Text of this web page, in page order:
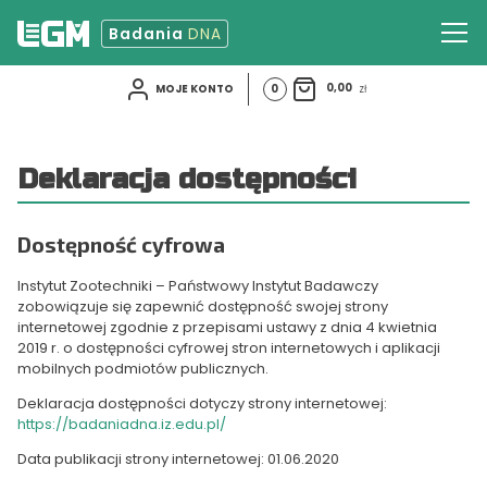
Badania DNA
START
KONTAKT
Strona Laboratorium Genetyki Molekularnej
MOJE KONTO 0 0,00 zł
Deklaracja dostępności
Dostępność cyfrowa
Instytut Zootechniki – Państwowy Instytut Badawczy
zobowiązuje się zapewnić dostępność swojej strony
internetowej zgodnie z przepisami ustawy z dnia 4 kwietnia
2019 r. o dostępności cyfrowej stron internetowych i aplikacji
mobilnych podmiotów publicznych.
Deklaracja dostępności dotyczy strony internetowej:
https://badaniadna.iz.edu.pl/
Data publikacji strony internetowej: 01.06.2020